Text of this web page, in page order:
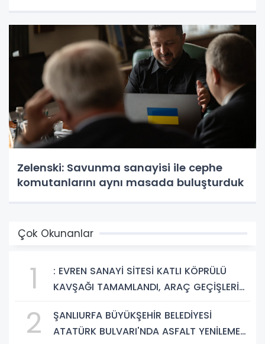
Zelenski: Savunma sanayisi ile cephe
komutanlarını aynı masada buluşturduk
Çok Okunanlar
1
: EVREN SANAYİ SİTESİ KATLI KÖPRÜLÜ
KAVŞAĞI TAMAMLANDI, ARAÇ GEÇİŞLERİ
2
ŞANLIURFA BÜYÜKŞEHİR BELEDİYESİ
ATATÜRK BULVARI'NDA ASFALT YENİLEME